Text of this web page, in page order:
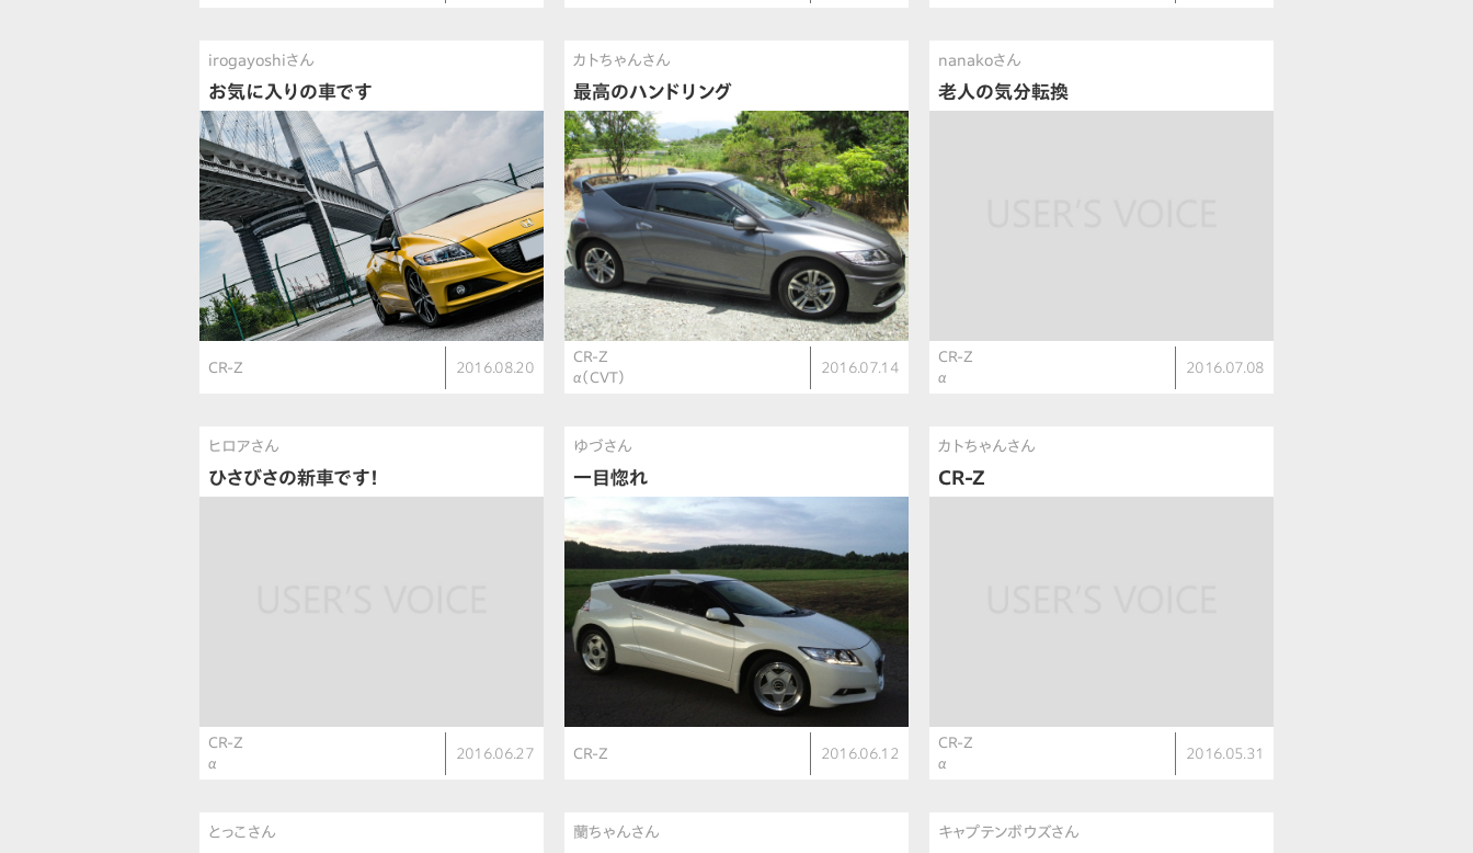
irogayoshiさん
お気に入りの車です
CR-Z 2016.08.20
カトちゃんさん
最高のハンドリング
CR-Z
α（CVT）
2016.07.14
nanakoさん
老人の気分転換
CR-Z
α
2016.07.08
ヒロアさん
ひさびさの新車です！
CR-Z
α
2016.06.27
ゆづさん
一目惚れ
CR-Z 2016.06.12
カトちゃんさん
CR-Z
CR-Z
α
2016.05.31
とっこさん 蘭ちゃんさん キャプテンボウズさん